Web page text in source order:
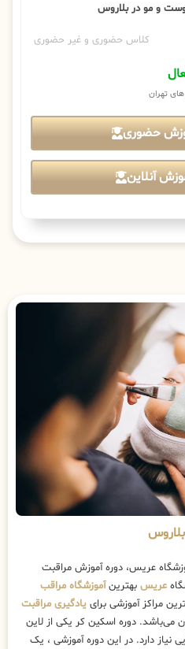
و مو در بلاروس
کلاس حضوری و غیر حضوری
تهران
حضوری
آنلاین
عریس، دوره آموزش مراقبت
عریس بهترینآموزشگاه مراقب
مراکز آموزشی برای یادگیری مراقبت
می‌باشد. دوره اسکین کر یکی از لاین
دارد. در این دوره آموزشی ، یک